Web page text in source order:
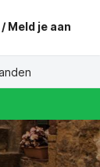
Meld je aan